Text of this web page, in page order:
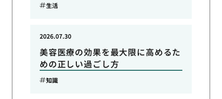
生活
美容医療の効果を最大限に高めるた
めの正しい過ごし方
2026.07.30
知識